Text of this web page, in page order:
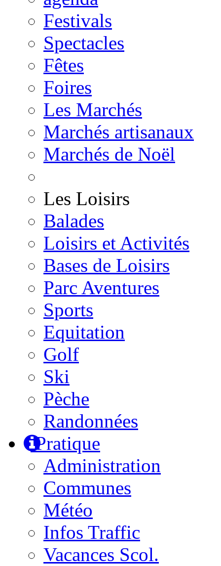
Festivals
Spectacles
Fêtes
Foires
Les Marchés
Marchés artisanaux
Marchés de Noël
Les Loisirs
Balades
Loisirs et Activités
Bases de Loisirs
Parc Aventures
Sports
Equitation
Golf
Ski
Pèche
Randonnées
Pratique
Administration
Communes
Météo
Infos Traffic
Vacances Scol.